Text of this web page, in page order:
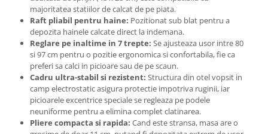
majoritatea statiilor de calcat de pe piata.
Raft pliabil pentru haine: Pozitionat sub blat pentru a
depozita hainele calcate direct la indemana.
Reglare pe inaltime in 7 trepte: Se ajusteaza usor intre 80
si 97 cm pentru o pozitie ergonomica si confortabila, fie ca
preferi sa calci in picioare sau de pe scaun.
Cadru ultra-stabil si rezistent: Structura din otel vopsit in
camp electrostatic asigura protectie impotriva ruginii, iar
picioarele excentrice speciale se regleaza pe podele
neuniforme pentru a elimina complet clatinarea.
Pliere compacta si rapida: Cand este stransa, masa are o